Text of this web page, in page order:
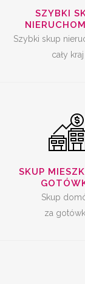
SZYBKI
Szybki skup
cały kraj
SKUP
Skup
za
ZA